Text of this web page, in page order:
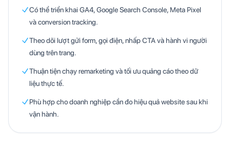
Có thể triển khai GA4, Google Search Console, Meta Pixel
và conversion tracking.
Theo dõi lượt gửi form, gọi điện, nhấp CTA và hành vi người
dùng trên trang.
Thuận tiện chạy remarketing và tối ưu quảng cáo theo dữ
liệu thực tế.
Phù hợp cho doanh nghiệp cần đo hiệu quả website sau khi
vận hành.